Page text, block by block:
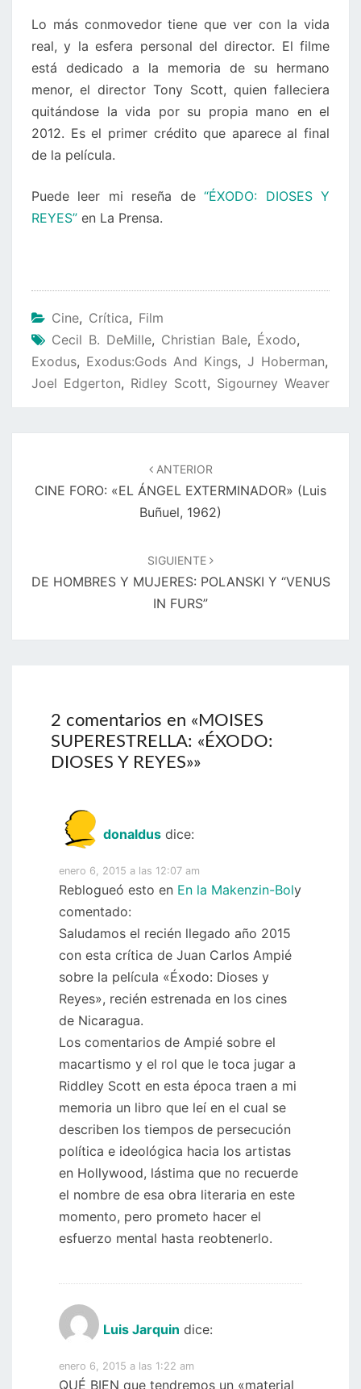
Lo más conmovedor tiene que ver con la vida
real, y la esfera personal del director. El filme
está dedicado a la memoria de su hermano
menor, el director Tony Scott, quien falleciera
quitándose la vida por su propia mano en el
2012. Es el primer crédito que aparece al final
de la película.
Puede leer mi reseña de“ÉXODO: DIOSES Y
REYES” en La Prensa.
Cine, Crítica, Film
Cecil B. DeMille, Christian Bale, Éxodo,
Exodus, Exodus:Gods And Kings, J Hoberman,
Joel Edgerton, Ridley Scott, Sigourney Weaver
entradas
ANTERIOR
CINE FORO: «EL ÁNGEL EXTERMINADOR» (Luis
Buñuel, 1962)
SIGUIENTE
DE HOMBRES Y MUJERES: POLANSKI Y “VENUS
IN FURS”
2 comentarios en «MOISES
SUPERESTRELLA: «ÉXODO:
DIOSES Y REYES»»
donaldus dice:
enero 6, 2015 a las 12:07 am
Reblogueó esto en En la Makenzin-Boly
comentado:
Saludamos el recién llegado año 2015
con esta crítica de Juan Carlos Ampié
sobre la película «Éxodo: Dioses y
Reyes», recién estrenada en los cines
de Nicaragua.
Los comentarios de Ampié sobre el
macartismo y el rol que le toca jugar a
Riddley Scott en esta época traen a mi
memoria un libro que leí en el cual se
describen los tiempos de persecución
política e ideológica hacia los artistas
en Hollywood, lástima que no recuerde
el nombre de esa obra literaria en este
momento, pero prometo hacer el
esfuerzo mental hasta reobtenerlo.
Luis Jarquin dice:
enero 6, 2015 a las 1:22 am
QUÉ BIEN que tendremos un «material